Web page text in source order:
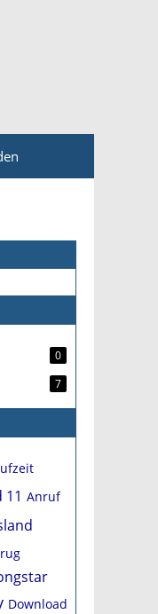
0
7
Anruf
Download